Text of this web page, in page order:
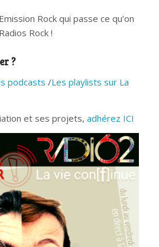
Rock qui passe ce qu’on
Rock !
?
podcasts /Les playlists sur La
et ses projets, adhérez ICI